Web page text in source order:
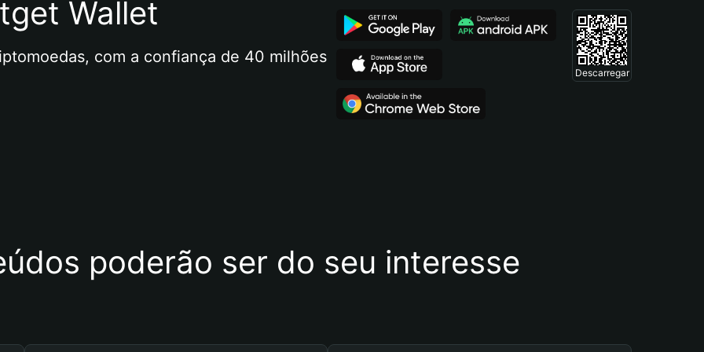
Wallet
com a confiança de 40 milhões
Descarregar
poderão ser do seu interesse